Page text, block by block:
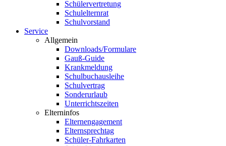
Schülervertretung
Schulelternrat
Schulvorstand
Service
Allgemein
Downloads/Formulare
Gauß-Guide
Krankmeldung
Schulbuchausleihe
Schulvertrag
Sonderurlaub
Unterrichtszeiten
Elterninfos
Elternengagement
Elternsprechtag
Schüler-Fahrkarten